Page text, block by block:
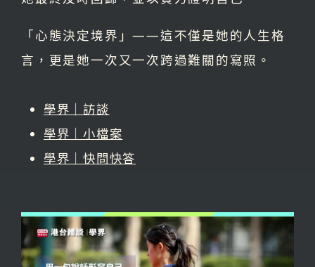
「心態決定境界」——這不僅是她的人生格
言，更是她一次又一次跨過難關的寫照。
學界｜訪談
學界｜小檔案
學界｜快問快答